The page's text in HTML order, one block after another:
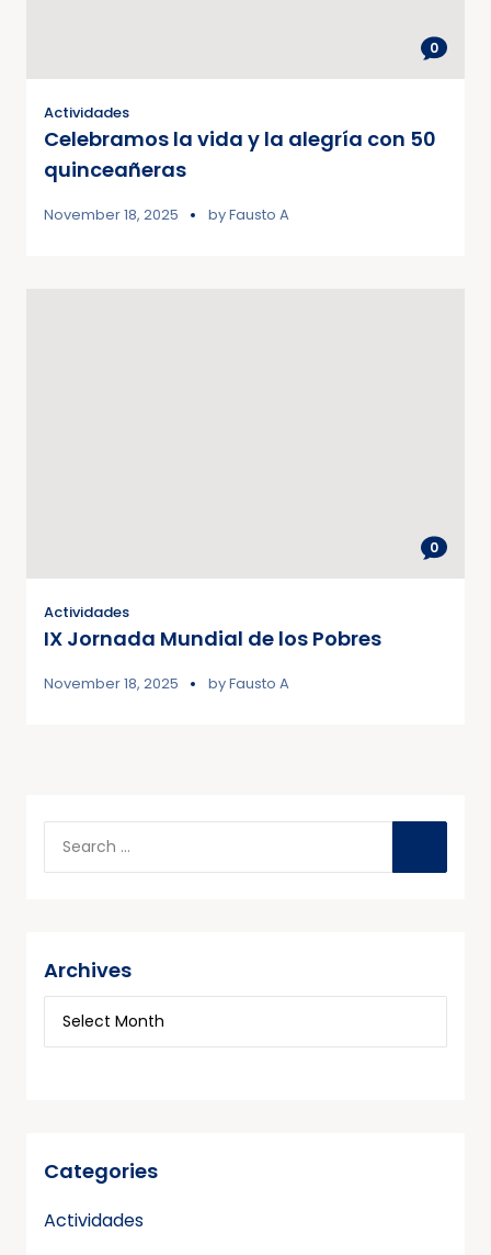
0
Actividades
Celebramos la vida y la alegría con 50
quinceañeras
November 18, 2025 byFausto A
0
Actividades
IX Jornada Mundial de los Pobres
November 18, 2025 byFausto A
Archives
Categories
Actividades